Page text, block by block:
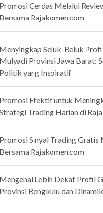
Cerdas Melalui
Rajakomen.com
Seluk-Beluk
Provinsi Jawa Barat:
yang Inspiratif
Efektif untuk
Trading Harian di
Sinyal Trading Gratis
Rajakomen.com
Lebih Dekat Profil
Bengkulu dan